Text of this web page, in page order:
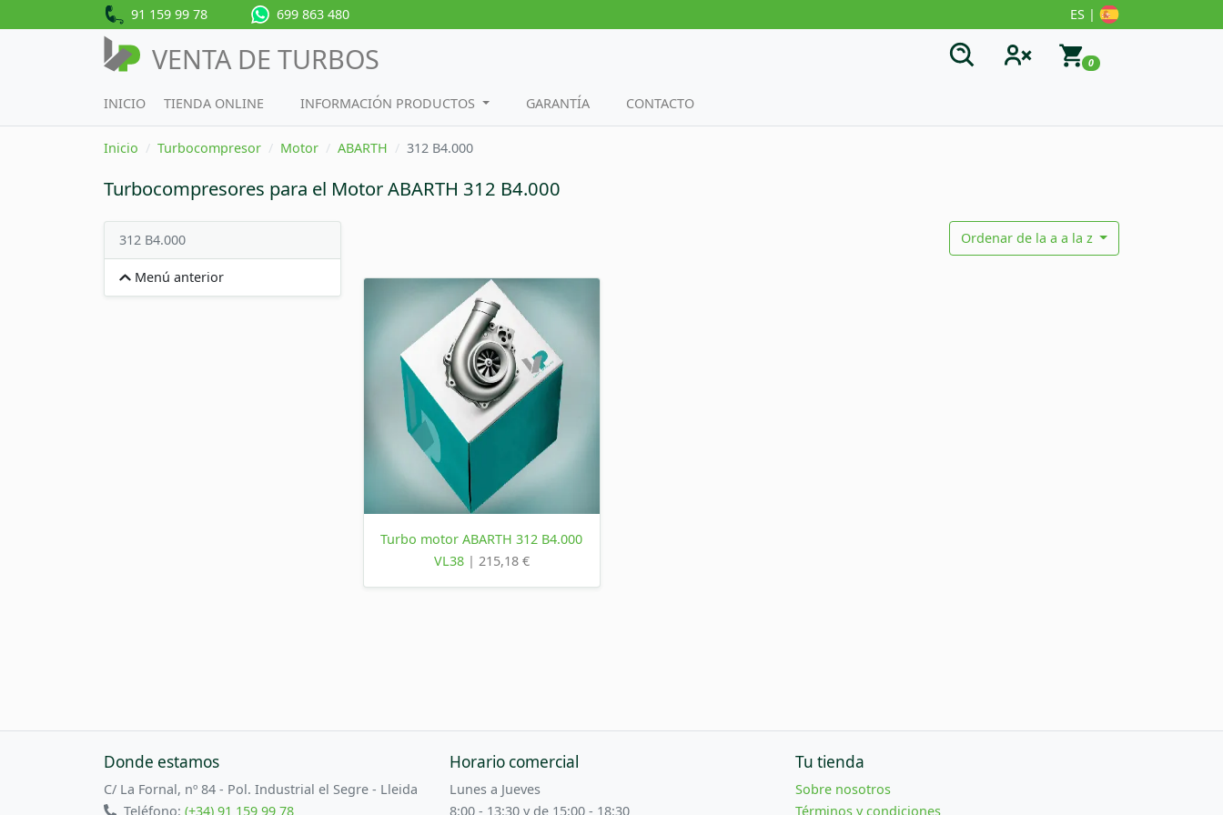
91 159 99 78 699 863 480 ES |
VENTA DE TURBOS 0
INICIO TIENDA ONLINE INFORMACIÓN PRODUCTOS GARANTÍA CONTACTO
Inicio Turbocompresor Motor ABARTH 312 B4.000
Turbocompresores para el Motor ABARTH 312 B4.000
312 B4.000
Menú anterior
Ordenar de la a a la z
Turbo motor ABARTH 312 B4.000
VL38 | 215,18 €
Donde estamos
C/ La Fornal, nº 84 - Pol. Industrial el Segre - Lleida
Teléfono:(+34) 91 159 99 78
Horario comercial
Lunes a Jueves
8:00 - 13:30 y de 15:00 - 18:30
Tu tienda
Sobre nosotros
Términos y condiciones